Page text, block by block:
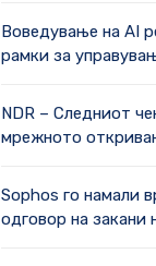
Воведување на AI
рамки за
NDR – Следниот
мрежното
Sophos го намали
одговор на закани